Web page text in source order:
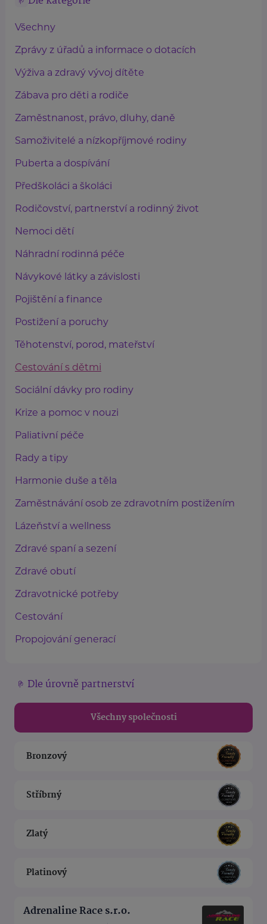
Všechny
Zprávy z úřadů a informace o dotacích
Výživa a zdravý vývoj dítěte
Zábava pro děti a rodiče
Zaměstnanost, právo, dluhy, daně
Samoživitelé a nízkopříjmové rodiny
Puberta a dospívání
Předškoláci a školáci
Rodičovství, partnerství a rodinný život
Nemoci dětí
Náhradní rodinná péče
Návykové látky a závislosti
Pojištění a finance
Postižení a poruchy
Těhotenství, porod, mateřství
Cestování s dětmi
Sociální dávky pro rodiny
Krize a pomoc v nouzi
Paliativní péče
Rady a tipy
Harmonie duše a těla
Zaměstnávání osob ze zdravotním postižením
Lázeňství a wellness
Zdravé spaní a sezení
Zdravé obutí
Zdravotnické potřeby
Cestování
Propojování generací
Dle úrovně partnerství
Všechny společnosti
Bronzový
Stříbrný
Zlatý
Platinový
Adrenaline Race s.r.o.